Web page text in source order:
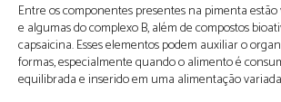
Entre os componentes presentes na pimenta
e algumas do complexo B, além de compostos
capsaicina. Esses elementos podem auxiliar o
formas, especialmente quando o alimento é
equilibrada e inserido em uma alimentação